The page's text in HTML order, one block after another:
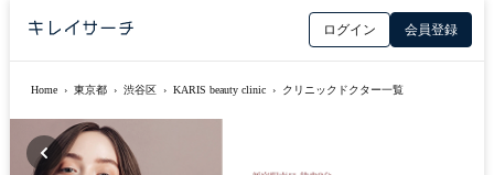
ログイン 会員登録
Home › 東京都 › 渋谷区 › KARIS beauty clinic › クリニックドクター一覧